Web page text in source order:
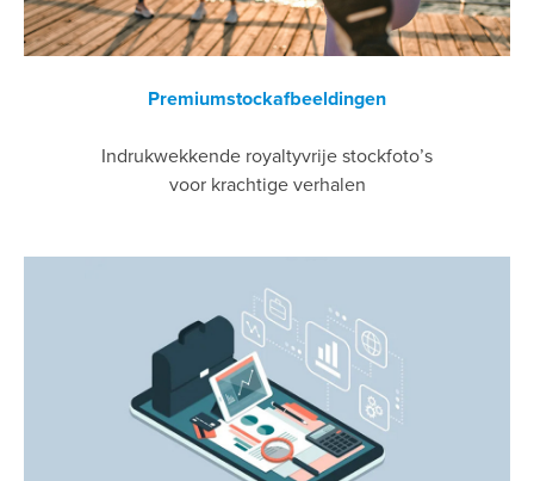
Premiumstockafbeeldingen
Indrukwekkende royaltyvrije stockfoto’s
voor krachtige verhalen